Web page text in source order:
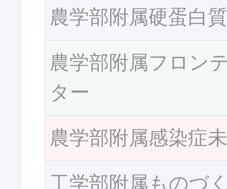
農学部附属硬蛋白
農学部附属フロン
ター
農学部附属感染症
工学部附属ものづ